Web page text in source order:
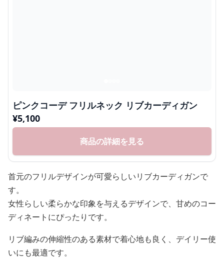
ピンクコーデ フリルネック リブカーディガン
¥5,100
商品の詳細を見る
首元のフリルデザインが可愛らしいリブカーディガンで
す。
女性らしい柔らかな印象を与えるデザインで、甘めのコー
ディネートにぴったりです。
リブ編みの伸縮性のある素材で着心地も良く、デイリー使
いにも最適です。